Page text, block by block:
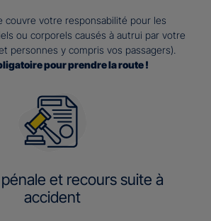
couvre votre responsabilité pour les
ou corporels causés à autrui par votre
personnes y compris vos passagers).
pour prendre la route !
et recours suite à
accident